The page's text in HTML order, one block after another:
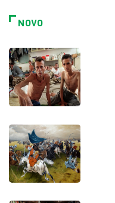
NOVO